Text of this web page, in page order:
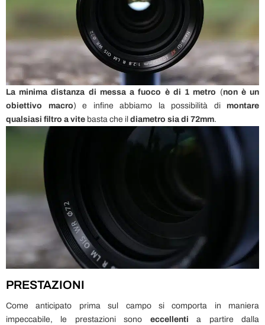
La minima distanza di messa a fuoco è di 1 metro (non è un
obiettivo macro) e infine abbiamo la possibilità di montare
qualsiasi filtro a vite basta che il diametro sia di 72mm.
PRESTAZIONI
Come anticipato prima sul campo si comporta in maniera
impeccabile, le prestazioni sono eccellenti a partire dalla